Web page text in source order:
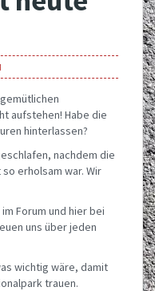
aufstehen! Habe die
hinterlassen?
nachdem die
erholsam war. Wir
Forum und hier bei
uns über jeden
wichtig wäre, damit
trauen.